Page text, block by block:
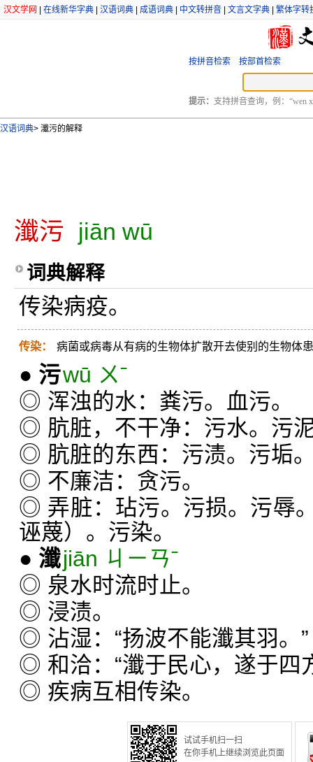
汉文学网 在线新华字典 汉语词典 成语词典 中文转拼音 文言文字典 繁体字转
按拼音检索 按部首检索
提示： 支持拼音查询，例：“wen
汉语词典> 瀸污的解释
瀸污 jiān wū
词典解释
传染病疫。
传染： 病菌或病毒从有病的生物体扩散开去使别的生物体
● 污wū ㄨˉ
◎ 浑浊的水：粪污。血污。
◎ 肮脏，不干净：污水。污
◎ 肮脏的东西：污渍。污垢
◎ 不廉洁：贪污。
◎ 弄脏：玷污。污损。污辱
诬蔑）。污染。
● 瀸jiān ㄐㄧㄢˉ
◎ 泉水时流时止。
◎ 浸渍。
◎ 沾湿：“扬波不能瀸其羽。”
◎ 和洽：“瀸于民心，遂于四
◎ 疾病互相传染。
试试手机扫一扫
在你手机上继续浏览此页面